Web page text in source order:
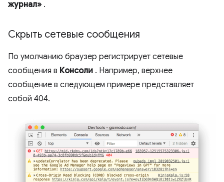
журнал» .
Скрыть сетевые сообщения
По умолчанию браузер регистрирует сетевые
сообщения в Консоли . Например, верхнее
сообщение в следующем примере представляет
собой 404.